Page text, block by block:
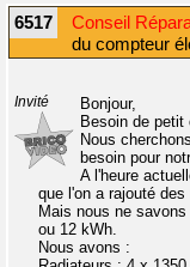
6517 Conseil
du compteur
Invité
Bonjour,
Besoin de petit
Nous
besoin pour
A l'heure
que l'on a rajouté
Mais nous ne
ou 12 kWh.
Nous avons :